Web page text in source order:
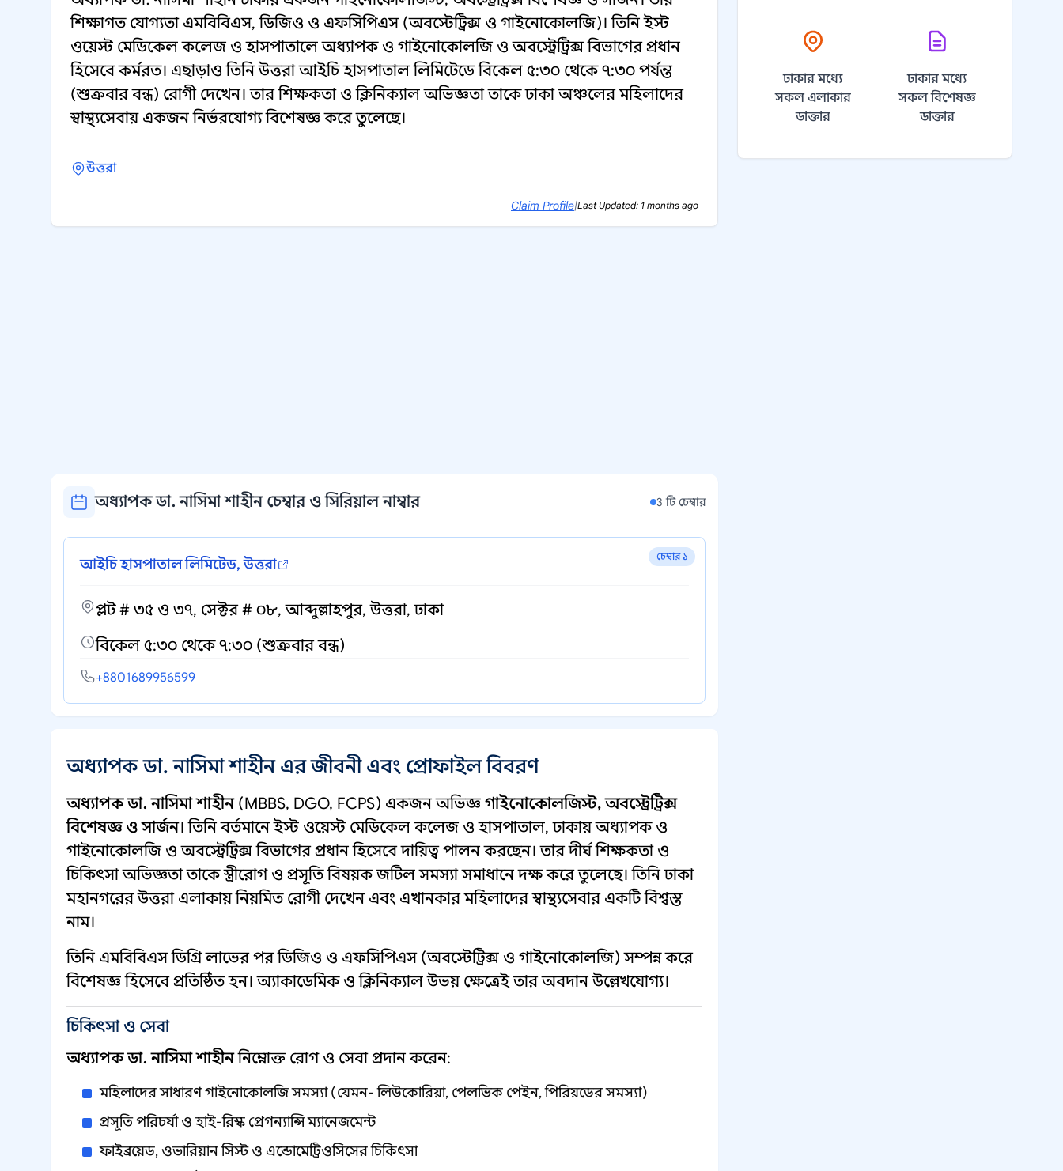
শিক্ষাগত যোগ্যতা এমবিবিএস, ডিজিও ও এফসিপিএস (অবস্টেট্রিক্স ও গাইনোকোলজি)। তিনি ইস্ট
ওয়েস্ট মেডিকেল কলেজ ও হাসপাতালে অধ্যাপক ও গাইনোকোলজি ও অবস্ট্রেট্রিক্স বিভাগের প্রধান
হিসেবে কর্মরত। এছাড়াও তিনি উত্তরা আইচি হাসপাতাল লিমিটেডে বিকেল ৫:৩০ থেকে ৭:৩০ পর্যন্ত
(শুক্রবার বন্ধ) রোগী দেখেন। তার শিক্ষকতা ও ক্লিনিক্যাল অভিজ্ঞতা তাকে ঢাকা অঞ্চলের মহিলাদের
স্বাস্থ্যসেবায় একজন নির্ভরযোগ্য বিশেষজ্ঞ করে তুলেছে।
উত্তরা
Claim Profile|Last Updated: 1 months ago
অধ্যাপক ডা. নাসিমা শাহীন চেম্বার ও সিরিয়াল নাম্বার 3 টি চেম্বার
চেম্বার ১
আইচি হাসপাতাল লিমিটেড, উত্তরা
প্লট # ৩৫ ও ৩৭, সেক্টর # ০৮, আব্দুল্লাহপুর, উত্তরা, ঢাকা
বিকেল ৫:৩০ থেকে ৭:৩০ (শুক্রবার বন্ধ)
+8801689956599
অধ্যাপক ডা. নাসিমা শাহীন এর জীবনী এবং প্রোফাইল বিবরণ
অধ্যাপক ডা. নাসিমা শাহীন(MBBS, DGO, FCPS) একজন অভিজ্ঞ গাইনোকোলজিস্ট, অবস্ট্রেট্রিক্স
বিশেষজ্ঞ ও সার্জন। তিনি বর্তমানে ইস্ট ওয়েস্ট মেডিকেল কলেজ ও হাসপাতাল, ঢাকায় অধ্যাপক ও
গাইনোকোলজি ও অবস্ট্রেট্রিক্স বিভাগের প্রধান হিসেবে দায়িত্ব পালন করছেন। তার দীর্ঘ শিক্ষকতা ও
চিকিৎসা অভিজ্ঞতা তাকে স্ত্রীরোগ ও প্রসূতি বিষয়ক জটিল সমস্যা সমাধানে দক্ষ করে তুলেছে। তিনি ঢাকা
মহানগরের উত্তরা এলাকায় নিয়মিত রোগী দেখেন এবং এখানকার মহিলাদের স্বাস্থ্যসেবার একটি বিশ্বস্ত
নাম।
তিনি এমবিবিএস ডিগ্রি লাভের পর ডিজিও ও এফসিপিএস (অবস্টেট্রিক্স ও গাইনোকোলজি) সম্পন্ন করে
বিশেষজ্ঞ হিসেবে প্রতিষ্ঠিত হন। অ্যাকাডেমিক ও ক্লিনিক্যাল উভয় ক্ষেত্রেই তার অবদান উল্লেখযোগ্য।
চিকিৎসা ও সেবা
অধ্যাপক ডা. নাসিমা শাহীননিম্নোক্ত রোগ ও সেবা প্রদান করেন:
মহিলাদের সাধারণ গাইনোকোলজি সমস্যা (যেমন- লিউকোরিয়া, পেলভিক পেইন, পিরিয়ডের সমস্যা)
প্রসূতি পরিচর্যা ও হাই-রিস্ক প্রেগন্যান্সি ম্যানেজমেন্ট
ফাইব্রয়েড, ওভারিয়ান সিস্ট ও এন্ডোমেট্রিওসিসের চিকিৎসা
ঢাকার মধ্যে
সকল এলাকার
ডাক্তার
ঢাকার মধ্যে
সকল বিশেষজ্ঞ
ডাক্তার